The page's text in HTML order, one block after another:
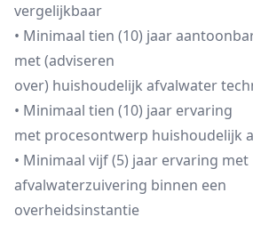
vergelijkbaar
• Minimaal tien (10) jaar
met (adviseren
over) huishoudelijk afvalwater
• Minimaal tien (10) jaar ervaring
met procesontwerp huishoudelijk
• Minimaal vijf (5) jaar ervaring met
afvalwaterzuivering binnen een
overheidsinstantie